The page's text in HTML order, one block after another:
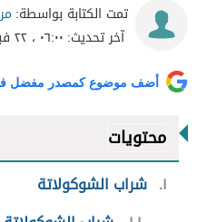
تمت الكتابة بواسطة:
آخر تحديث: ٠٦:٠٠ ، ٢٢ فبراير ٢٠١٧
أضف موضوع كمصدر مفضل
محتويات
١ شراب الشوكولاتة